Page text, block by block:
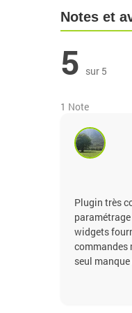
Notes et
5 sur 5
1 Note
Plugin très
widgets
commandes
seul